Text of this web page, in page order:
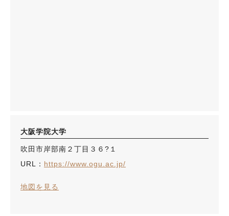
大阪学院大学
吹田市岸部南２丁目３６?１
URL： https://www.ogu.ac.jp/
地図を見る